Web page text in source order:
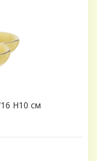
H10 см